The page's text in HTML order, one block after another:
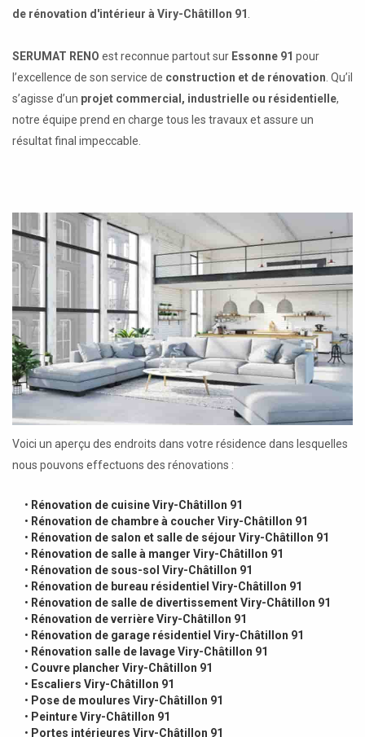
de rénovation d'intérieur à Viry-Châtillon 91
SERUMAT RENO est reconnue partout sur Essonne 91 pour
l’excellence de son service de construction et de rénovation . Qu’il
s’agisse d’un projet commercial, industrielle ou résidentielle,
notre équipe prend en charge tous les travaux et assure un
résultat final impeccable.
Voici un aperçu des endroits dans votre résidence dans lesquelles
nous pouvons effectuons des rénovations :
• Rénovation de cuisine Viry-Châtillon 91
• Rénovation de chambre à coucher Viry-Châtillon 91
• Rénovation de salon et salle de séjour Viry-Châtillon 91
• Rénovation de salle à manger Viry-Châtillon 91
• Rénovation de sous-sol Viry-Châtillon 91
• Rénovation de bureau résidentiel Viry-Châtillon 91
• Rénovation de salle de divertissement Viry-Châtillon 91
• Rénovation de verrière Viry-Châtillon 91
• Rénovation de garage résidentiel Viry-Châtillon 91
• Rénovation salle de lavage Viry-Châtillon 91
• Couvre plancher Viry-Châtillon 91
• Escaliers Viry-Châtillon 91
• Pose de moulures Viry-Châtillon 91
• Peinture Viry-Châtillon 91
• Portes intérieures Viry-Châtillon 91